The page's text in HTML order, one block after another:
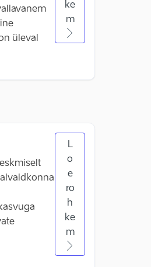
üleval
ke
m
L
o
e
ro
h
ke
m